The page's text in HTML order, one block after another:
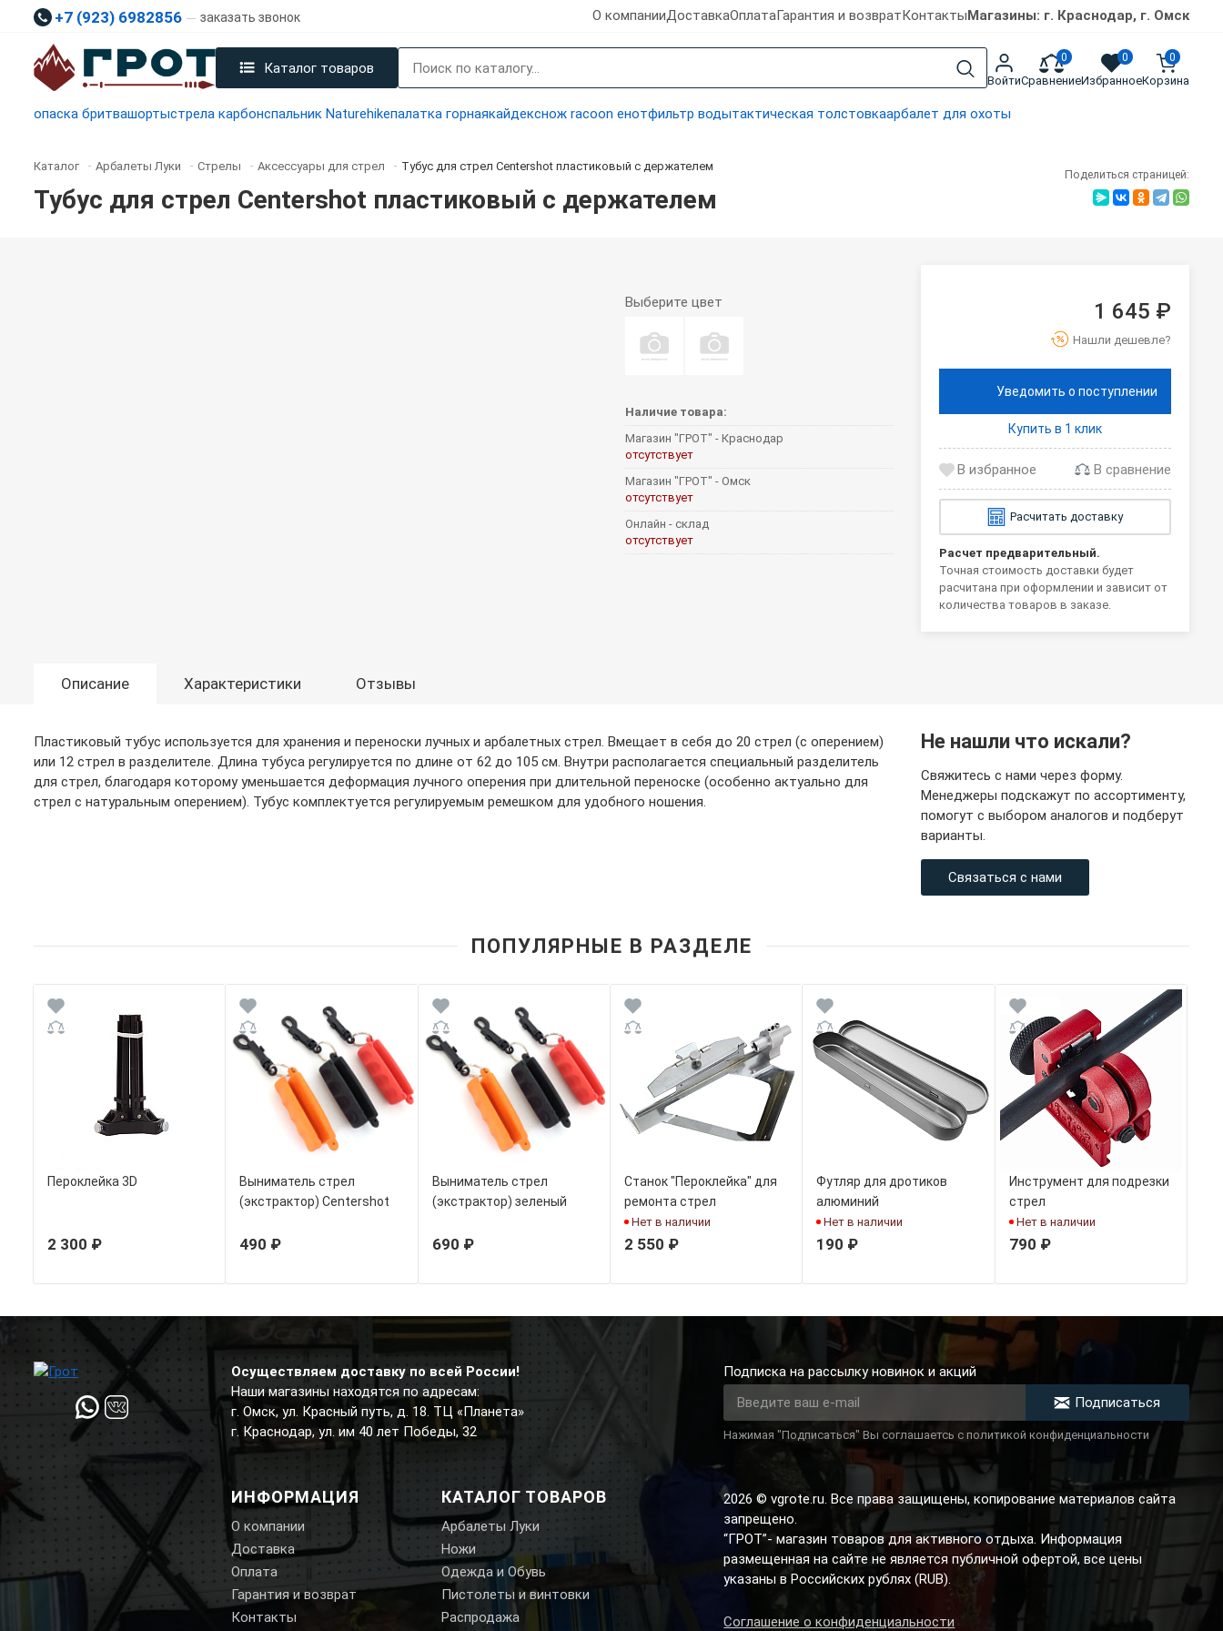
+7 (923) 6982856 заказать звонок О компанииДоставкаОплатаГарантия и возвратКонтактыМагазины: г. Краснодар, г. Омск
Каталог товаров
Войти
0
Сравнение
0
Избранное
0
Корзина
опаска бритвашортыстрела карбонспальник Naturehikeпалатка горнаякайдекснож racoon енотфильтр водытактическая толстовкаарбалет для охоты
Каталог - Арбалеты Луки - Стрелы - Аксессуары для стрел - Тубус для стрел Centershot пластиковый с держателем
Тубус для стрел Centershot пластиковый с держателем
Поделиться страницей:
Выберите цвет
Наличие товара:
Магазин "ГРОТ" - Краснодар
отсутствует
Магазин "ГРОТ" - Омск
отсутствует
Онлайн - склад
отсутствует
1 645 ₽
Нашли дешевле?
Уведомить о поступлении
Купить в 1 клик
В сравнение
Расчитать доставку
Расчет предварительный.
Точная стоимость доставки будет
расчитана при оформлении и зависит от
количества товаров в заказе.
Описание Характеристики Отзывы
Пластиковый тубус используется для хранения и переноски лучных и арбалетных стрел. Вмещает в себя до 20 стрел (с оперением)
или 12 стрел в разделителе. Длина тубуса регулируется по длине от 62 до 105 см. Внутри располагается специальный разделитель
для стрел, благодаря которому уменьшается деформация лучного оперения при длительной переноске (особенно актуально для
стрел с натуральным оперением). Тубус комплектуется регулируемым ремешком для удобного ношения.
Не нашли что искали?
Свяжитесь с нами через форму.
Менеджеры подскажут по ассортименту,
помогут с выбором аналогов и подберут
варианты.
Связаться с нами
ПОПУЛЯРНЫЕ В РАЗДЕЛЕ
Пероклейка 3D
2 300 ₽
Выниматель стрел
(экстрактор) Centershot
490 ₽
Выниматель стрел
(экстрактор) зеленый
690 ₽
Станок "Пероклейка" для
ремонта стрел
Нет в наличии
2 550 ₽
Футляр для дротиков
алюминий
Нет в наличии
190 ₽
Инструмент для подрезки
стрел
Нет в наличии
790 ₽
Осуществляем доставку по всей России!
Наши магазины находятся по адресам:
г. Омск, ул. Красный путь, д. 18. ТЦ «Планета»
г. Краснодар, ул. им 40 лет Победы, 32
ИНФОРМАЦИЯ
О компании
Доставка
Оплата
Гарантия и возврат
Контакты
КАТАЛОГ ТОВАРОВ
Арбалеты Луки
Ножи
Одежда и Обувь
Пистолеты и винтовки
Распродажа
Подписка на рассылку новинок и акций
Подписаться
Нажимая "Подписаться" Вы соглашаетсь с политикой конфиденциальности
2026 © vgrote.ru. Все права защищены, копирование материалов сайта
запрещено.
“ГРОТ”- магазин товаров для активного отдыха. Информация
размещенная на сайте не является публичной офертой, все цены
указаны в Российских рублях (RUB).
Соглашение о конфиденциальности